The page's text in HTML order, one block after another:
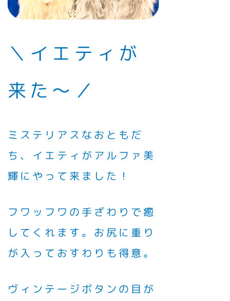
＼イエティが
来た〜／
ミステリアスなおともだ
ち、イエティがアルファ美
輝にやって来ました！
フワッフワの手ざわりで癒
してくれます。お尻に重り
が入っておすわりも得意。
ヴィンテージボタンの目が